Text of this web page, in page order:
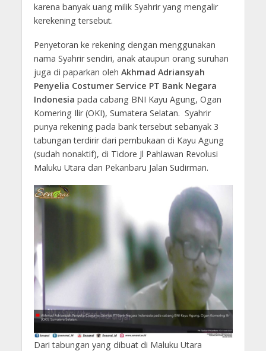
karena banyak uang milik Syahrir yang mengalir
kerekening tersebut.
Penyetoran ke rekening dengan menggunakan
nama Syahrir sendiri, anak ataupun orang suruhan
juga di paparkan oleh Akhmad Adriansyah
Penyelia Costumer Service PT Bank Negara
Indonesia pada cabang BNI Kayu Agung, Ogan
Komering Ilir (OKI), Sumatera Selatan. Syahrir
punya rekening pada bank tersebut sebanyak 3
tabungan terdirir dari pembukaan di Kayu Agung
(sudah nonaktif), di Tidore Jl Pahlawan Revolusi
Maluku Utara dan Pekanbaru Jalan Sudirman.
Dari tabungan yang dibuat di Maluku Utara